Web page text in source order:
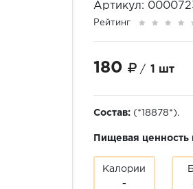
Артикул:
Рейтинг
180 / 1 шт
Состав: (*18878*).
Пищевая ценность
Калории
-